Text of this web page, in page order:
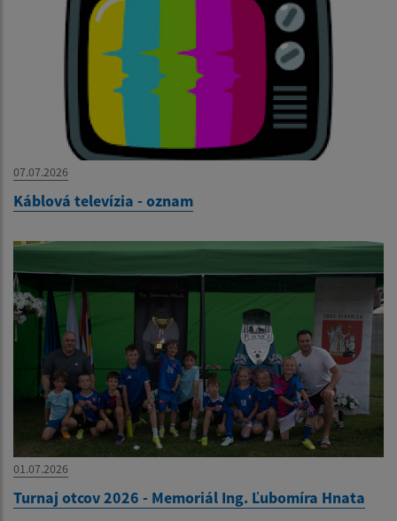
07.07.2026
Káblová televízia - oznam
01.07.2026
Turnaj otcov 2026 - Memoriál Ing. Ľubomíra Hnata